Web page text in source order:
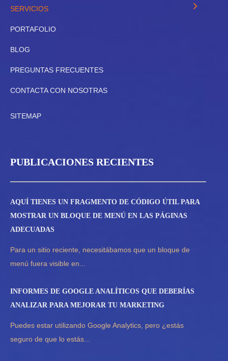
SERVICIOS
PORTAFOLIO
BLOG
PREGUNTAS FRECUENTES
CONTACTA CON NOSOTRAS
SITEMAP
PUBLICACIONES RECIENTES
AQUÍ TIENES UN FRAGMENTO DE CÓDIGO ÚTIL PARA
MOSTRAR UN BLOQUE DE MENÚ EN LAS PÁGINAS
ADECUADAS
Para un sitio reciente, necesitábamos que un bloque de
menú fuera visible en...
INFORMES DE GOOGLE ANALÍTICOS QUE DEBERÍAS
ANALIZAR PARA MEJORAR TU MARKETING
Puedes estar utilizando Google Analytics, pero ¿estás
seguro de que lo estás...